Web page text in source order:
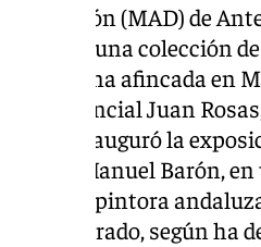
Diputación (MAD) de
Plena’, una colección
granadina afincada en
provincial Juan
inauguró la
Manuel Barón,
la única pintora
del Prado, según ha